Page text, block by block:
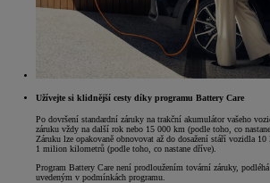
Užívejte si klidnější cesty díky programu Battery Care
Po dovršení standardní záruky na trakční akumulátor vašeho
záruku vždy na další rok nebo 15 000 km (podle toho, co
Záruku lze opakovaně obnovovat až do dosažení stáří vozidla
1 milion kilometrů (podle toho, co nastane dříve).
Program Battery Care není prodloužením tovární záruky,
uvedeným v podmínkách programu.